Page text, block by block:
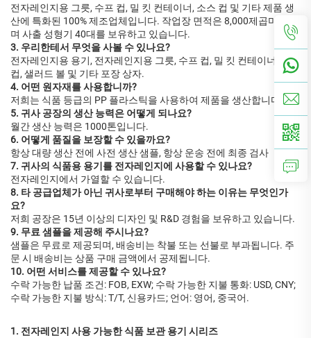
전자레인지용 그릇, 수프 컵, 밀 킷 컨테이너, 소스 컵 및 기타 제품 생
산에 특화된 100% 제조업체입니다. 작업장 면적은 8,000제곱미터이
며 사출 성형기 40대를 보유하고 있습니다.
3. 우리한테서 무엇을 사볼 수 있나요?
전자레인지용 용기, 전자레인지용 그릇, 수프 컵, 밀 킷 컨테이너, 소스
컵, 샐러드 볼 및 기타 포장 상자.
4. 어떤 원자재를 사용합니까?
저희는 식품 등급의 PP 플라스틱을 사용하여 제품을 생산합니다.
5. 귀사 공장의 생산 능력은 어떻게 되나요?
월간 생산 능력은 1000톤입니다.
6. 어떻게 품질을 보장할 수 있을까요?
항상 대량 생산 전에 사전 생산 샘플, 항상 운송 전에 최종 검사
7. 귀사의 식품용 용기를 전자레인지에 사용할 수 있나요?
전자레인지에서 가열할 수 있습니다.
8. 타 공급업체가 아닌 귀사로부터 구매해야 하는 이유는 무엇인가
요?
저희 공장은 15년 이상의 디자인 및 R&D 경험을 보유하고 있습니다.
9. 무료 샘플을 제공해 주시나요?
샘플은 무료로 제공되며, 배송비는 착불 또는 선불로 부과됩니다. 주
문 시 배송비는 상품 구매 금액에서 공제됩니다.
10. 어떤 서비스를 제공할 수 있나요?
수락 가능한 납품 조건: FOB, EXW; 수락 가능한 지불 통화: USD, CNY;
수락 가능한 지불 방식: T/T, 신용카드; 언어: 영어, 중국어.
1. 전자레인지 사용 가능한 식품 보관 용기 시리즈